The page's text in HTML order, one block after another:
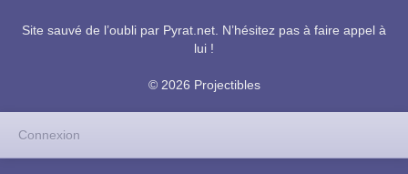
Site sauvé de l’oubli par Pyrat.net . N’hésitez pas à faire appel à
lui !
© 2026 Projectibles
Connexion